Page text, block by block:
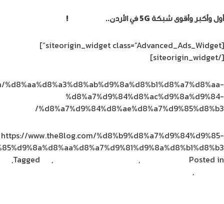
أول وأكبر وأقوى شبكة 5G في الأردن.. !
[siteorigin_widget class=”Advanced_Ads_Widget”]
[/siteorigin_widget]
%d8%a7%d9%84%d8%ac%d9%8a%d9%84-
%d8%a7%d9%84%d8%ae%d8%a7%d9%85%d8%b3/
https://www.the8log.com/%d8%b9%d8%a7%d9%84%d9%85-
Posted in
,
Tagged ,
,
,